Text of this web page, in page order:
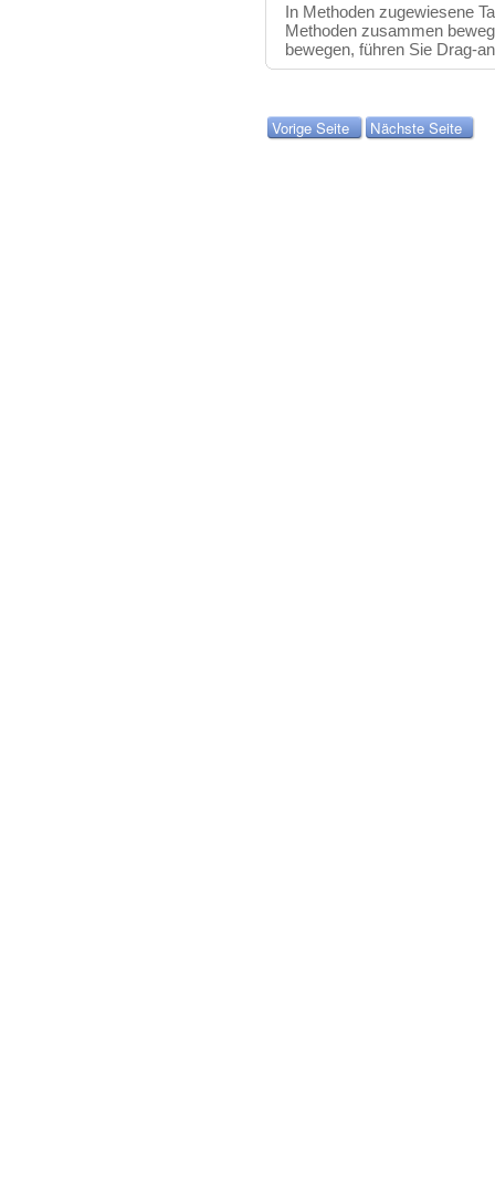
In Methoden zugewiesene
Methoden zusammen
bewegen, führen Sie Drag-
Vorige Seite Nächste Seite